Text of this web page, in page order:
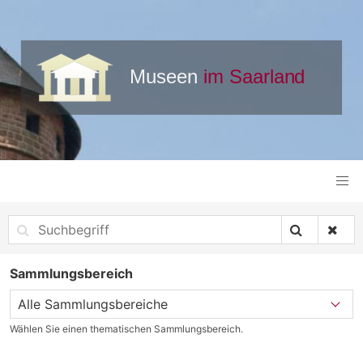
Sammlungsbereich
Wählen Sie einen thematischen Sammlungsbereich.